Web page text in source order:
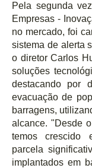
Pela segunda
Empresas -
no mercado, foi
sistema de alerta
o diretor Carlos
soluções tecnoló
destacando por
evacuação de
barragens,
alcance. "Desde
temos crescido
parcela
implantados em